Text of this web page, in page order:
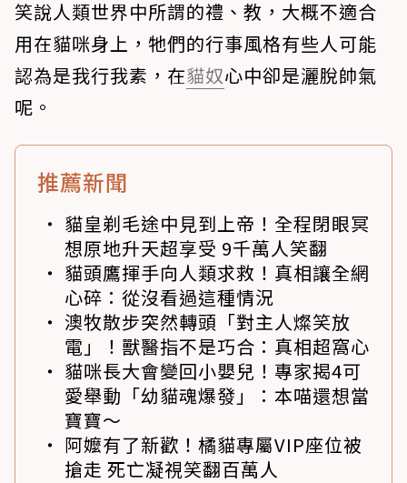
笑說人類世界中所謂的禮、教，大概不適合
用在貓咪身上，牠們的行事風格有些人可能
認為是我行我素，在貓奴心中卻是灑脫帥氣
呢。
推薦新聞
貓皇剃毛途中見到上帝！全程閉眼冥
想原地升天超享受 9千萬人笑翻
貓頭鷹揮手向人類求救！真相讓全網
心碎：從沒看過這種情況
澳牧散步突然轉頭「對主人燦笑放
電」！獸醫指不是巧合：真相超窩心
貓咪長大會變回小嬰兒！專家揭4可
愛舉動「幼貓魂爆發」：本喵還想當
寶寶～
阿嬤有了新歡！橘貓專屬VIP座位被
搶走 死亡凝視笑翻百萬人